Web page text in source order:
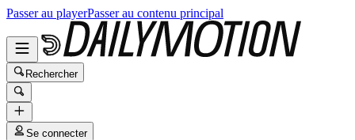
Passer au playerPasser au contenu principal
Rechercher
Se connecter